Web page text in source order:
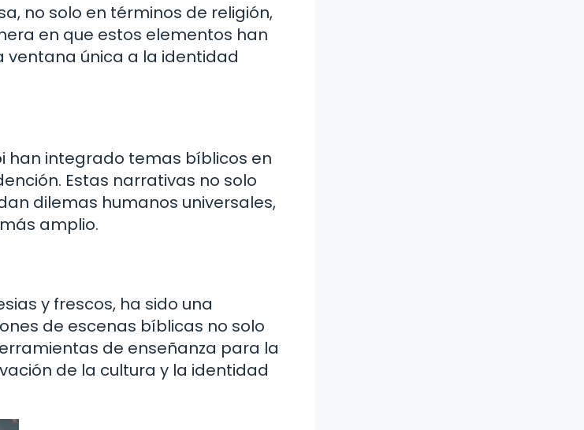
no solo en términos de religión,
en que estos elementos han
ventana única a la identidad
han integrado temas bíblicos en
Estas narrativas no solo
dilemas humanos universales,
amplio.
y frescos, ha sido una
de escenas bíblicas no solo
de enseñanza para la
de la cultura y la identidad